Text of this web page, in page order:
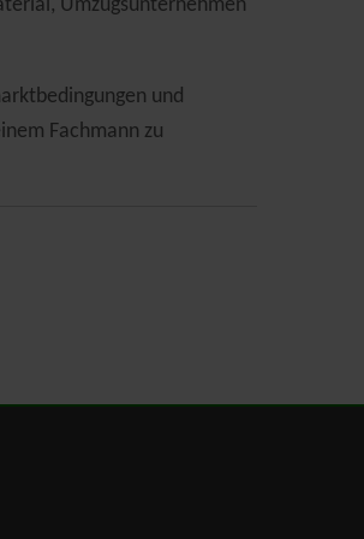
Umzugsunternehmen
und
Fachmann zu